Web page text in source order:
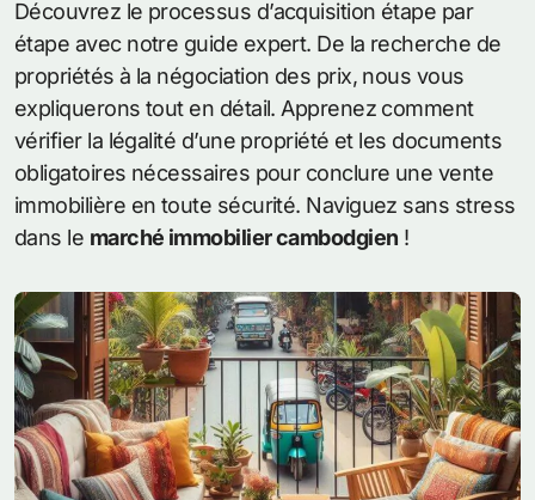
Découvrez le processus d’acquisition étape par
étape avec notre guide expert. De la recherche de
propriétés à la négociation des prix, nous vous
expliquerons tout en détail. Apprenez comment
vérifier la légalité d’une propriété et les documents
obligatoires nécessaires pour conclure une vente
immobilière en toute sécurité. Naviguez sans stress
dans le marché immobilier cambodgien !